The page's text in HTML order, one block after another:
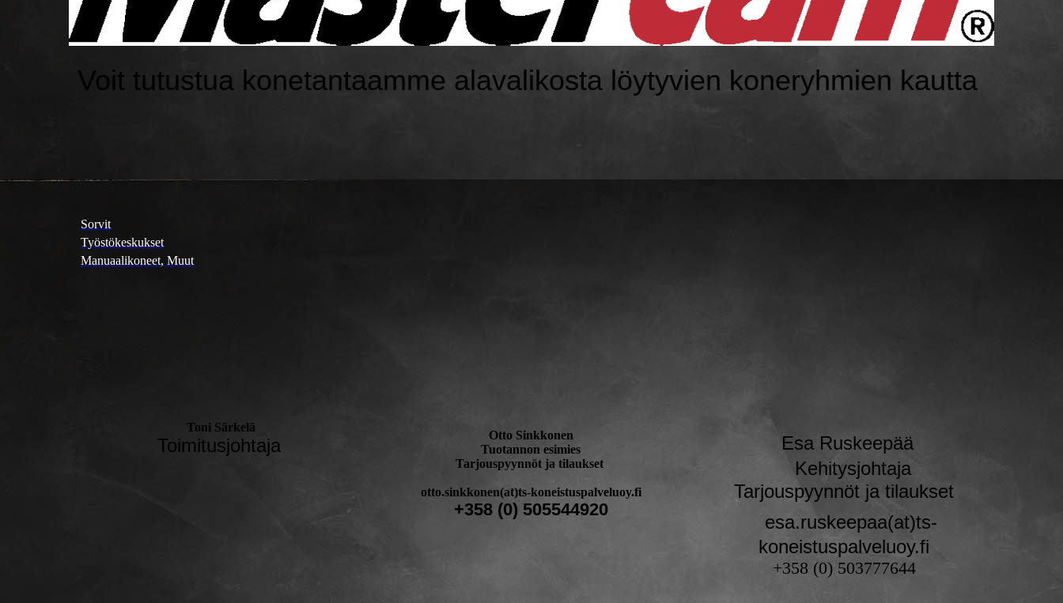
Voit tutustua konetantaamme alavalikosta löytyvien koneryhmien kautta
Sorvit
Työstökeskukset
Manuaalikoneet, Muut
Toni Särkelä
Toimitusjohtaja
Otto Sinkkonen
Tuotannon esimies
Tarjouspyynnöt ja tilaukset
otto.sinkkonen(at)ts-koneistuspalveluoy.fi
+358 (0) 505544920
Esa Ruskeepää
Kehitysjohtaja
Tarjouspyynnöt ja tilaukset
esa.ruskeepaa(at)ts-
koneistuspalveluoy.fi
+358 (0) 503777644